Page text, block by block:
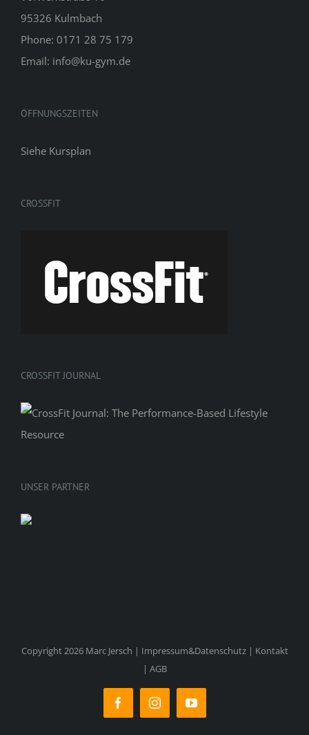
95326 Kulmbach
Phone: 0171 28 75 179
Email: info@ku-gym.de
ÖFFNUNGSZEITEN
Siehe Kursplan
CROSSFIT
CROSSFIT JOURNAL
UNSER PARTNER
Copyright 2026 Marc Jersch | Impressum&Datenschutz| Kontakt
| AGB
FacebookInstagramYouTube